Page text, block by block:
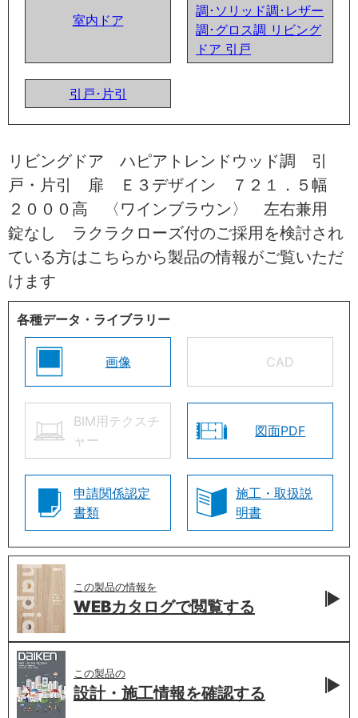
室内ドア
調･ソリッド調･レザー
調･グロス調 リビング
ドア 引戸
引戸･片引
リビングドア ハピアトレンドウッド調 引
戸・片引 扉 Ｅ３デザイン ７２１．５幅
２０００高 〈ワインブラウン〉 左右兼用
錠なし ラクラクローズ付のご採用を検討され
ている方はこちらから製品の情報がご覧いただ
けます
各種データ・ライブラリー
画像 CAD
BIM用テクスチ
ャー
図面PDF
申請関係認定
書類
施工・取扱説
明書
この製品の情報を
WEBカタログで閲覧する
この製品の
設計・施工情報を確認する